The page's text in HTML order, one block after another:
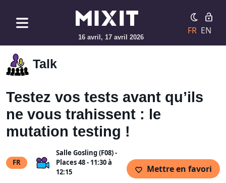
16 avril, 17 avril 2026
FR EN
Talk
Testez vos tests avant qu’ils
ne vous trahissent : le
mutation testing !
FR
Salle Gosling (F08) -
Places 48 - 11:30 à
12:15
Mettre en favori